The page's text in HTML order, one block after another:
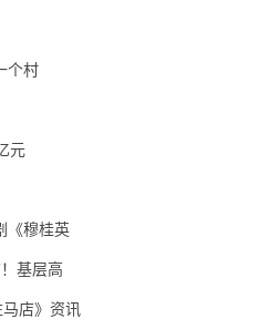
个村
元
《穆桂英
基层高
店》资讯